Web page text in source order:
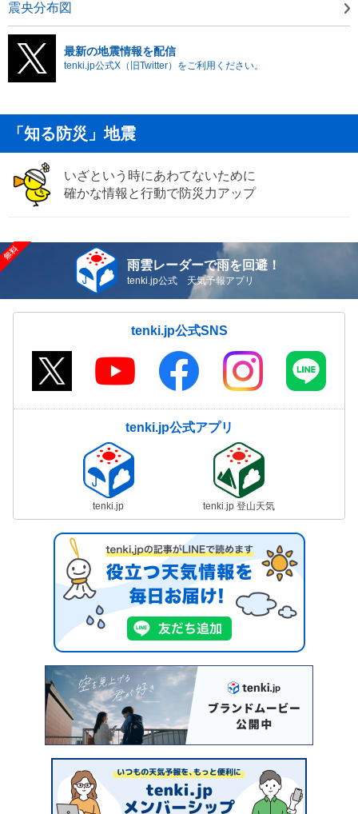
震央分布図
最新の地震情報を配信
tenki.jp公式X（旧Twitter）をご利用ください。
「知る防災」地震
いざという時にあわてないために
確かな情報と行動で防災力アップ
雨雲レーダーで雨を回避！
tenki.jp公式 天気予報アプリ
tenki.jp公式SNS
tenki.jp公式アプリ
tenki.jp tenki.jp 登山天気